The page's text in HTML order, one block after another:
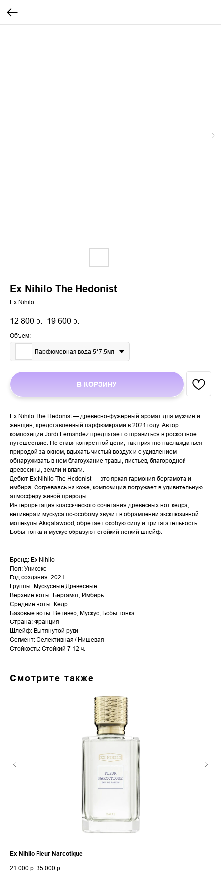
Ex Nihilo The Hedonist
Ex Nihilo
12 800 р. 19 600 р.
Объем:
Парфюмерная вода 5*7,5мл
В КОРЗИНУ
Ex Nihilo The Hedonist — древесно-фужерный аромат для мужчин и
женщин, представленный парфюмерами в 2021 году. Автор
композиции Jordi Fernandez предлагает отправиться в роскошное
путешествие. Не ставя конкретной цели, так приятно наслаждаться
природой за окном, вдыхать чистый воздух и с удивлением
обнаруживать в нем благоухание травы, листьев, благородной
древесины, земли и влаги.
Дебют Ex Nihilo The Hedonist — это яркая гармония бергамота и
имбиря. Согреваясь на коже, композиция погружает в удивительную
атмосферу живой природы.
Интерпретация классического сочетания древесных нот кедра,
ветивера и мускуса по-особому звучит в обрамлении эксклюзивной
молекулы Akigalawood, обретает особую силу и притягательность.
Бобы тонка и мускус образуют стойкий легкий шлейф.
Бренд: Ex Nihilo
Пол: Унисекс
Год создания: 2021
Группы: Мускусные,Древесные
Верхние ноты: Бергамот, Имбирь
Средние ноты: Кедр
Базовые ноты: Ветивер, Мускус, Бобы тонка
Страна: Франция
Шлейф: Вытянутой руки
Сегмент: Селективная / Нишевая
Стойкость: Стойкий 7-12 ч.
Смотрите также
Ex Nihilo Fleur Narcotique
21 000 р. 35 000 р.